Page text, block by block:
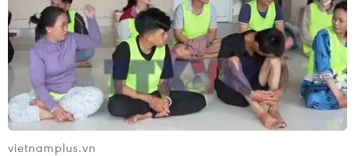
TIN CÙNG CHUYÊN MỤC
Chủ tịch Quốc hội Lào
Xaysomphone Phomvihane từ trần
08/08/2026 17:30
vietnamplus.vn